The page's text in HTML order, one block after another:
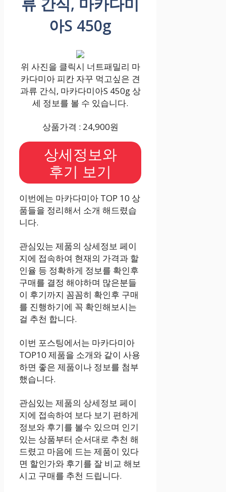
아S 450g
위 사진을 클릭시 너트패밀리 마
카다미아 피칸 자꾸 먹고싶은 견
과류 간식, 마카다미아S 450g 상
세 정보를 볼 수 있습니다.
상품가격 : 24,900원
상세정보와
후기 보기
이번에는 마카다미아 TOP 10 상
품들을 정리해서 소개 해드렸습
니다.
관심있는 제품의 상세정보 페이
지에 접속하여 현재의 가격과 할
인율 등 정확하게 정보를 확인후
구매를 결정 해야하며 많은분들
이 후기까지 꼼꼼히 확인후 구매
를 진행하기에 꼭 확인해보시는
걸 추천 합니다.
이번 포스팅에서는 마카다미아
TOP10 제품을 소개와 같이 사용
하면 좋은 제품이나 정보를 첨부
했습니다.
관심있는 제품의 상세정보 페이
지에 접속하여 보다 보기 편하게
정보와 후기를 볼수 있으며 인기
있는 상품부터 순서대로 추천 해
드렸고 마음에 드는 제품이 있다
면 할인가와 후기를 잘 비교 해보
시고 구매를 추천 드립니다.